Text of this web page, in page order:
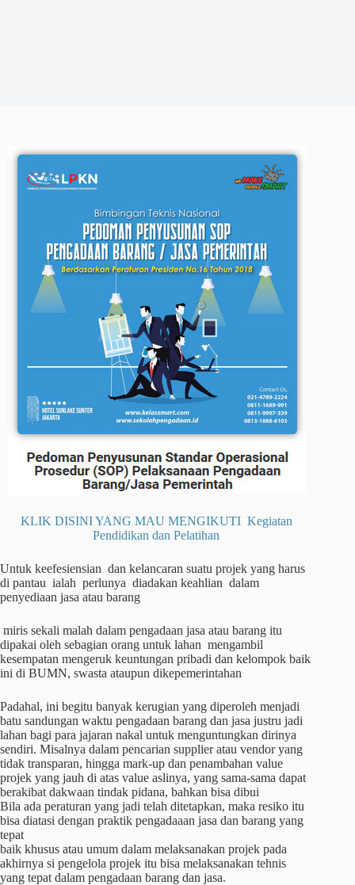
KLIK DISINI YANG MAU MENGIKUTI Kegiatan
Pendidikan dan Pelatihan
Untuk keefesiensian dan kelancaran suatu projek yang harus
di pantau ialah perlunya diadakan keahlian dalam
penyediaan jasa atau barang
miris sekali malah dalam pengadaan jasa atau barang itu
dipakai oleh sebagian orang untuk lahan mengambil
kesempatan mengeruk keuntungan pribadi dan kelompok baik
ini di BUMN, swasta ataupun dikepemerintahan
Padahal, ini begitu banyak kerugian yang diperoleh menjadi
batu sandungan waktu pengadaan barang dan jasa justru jadi
lahan bagi para jajaran nakal untuk menguntungkan dirinya
sendiri. Misalnya dalam pencarian supplier atau vendor yang
tidak transparan, hingga mark-up dan penambahan value
projek yang jauh di atas value aslinya, yang sama-sama dapat
berakibat dakwaan tindak pidana, bahkan bisa dibui
Bila ada peraturan yang jadi telah ditetapkan, maka resiko itu
bisa diatasi dengan praktik pengadaaan jasa dan barang yang
tepat
baik khusus atau umum dalam melaksanakan projek pada
akhirnya si pengelola projek itu bisa melaksanakan tehnis
yang tepat dalam pengadaan barang dan jasa.